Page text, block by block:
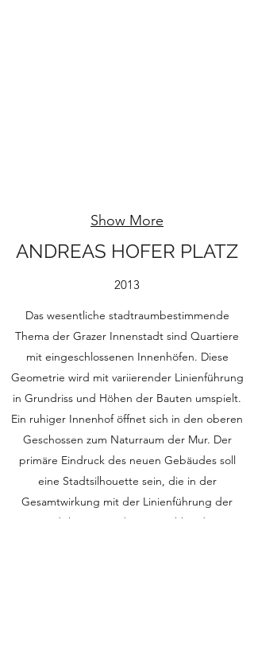
Show More
ANDREAS HOFER PLATZ
2013
Das wesentliche stadtraumbestimmende
Thema der Grazer Innenstadt sind Quartiere
mit eingeschlossenen Innenhöfen. Diese
Geometrie wird mit variierender Linienführung
in Grundriss und Höhen der Bauten umspielt.
Ein ruhiger Innenhof öffnet sich in den oberen
Geschossen zum Naturraum der Mur. Der
primäre Eindruck des neuen Gebäudes soll
eine Stadtsilhouette sein, die in der
Gesamtwirkung mit der Linienführung der
Stadt korrespondiert, sowohl in der